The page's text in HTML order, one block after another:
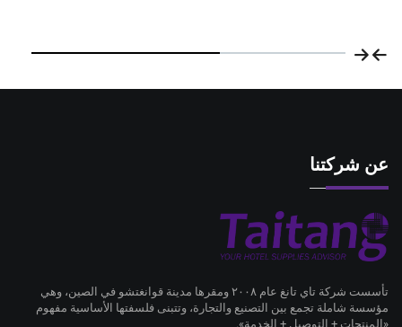
عن شركتنا
تأسست شركة تاي تانغ عام ٢٠٠٨ ومقرها مدينة قوانغتشو في الصين، وهي
مؤسسة شاملة تجمع بين التصنيع والتجارة، وتتبنى فلسفتها الأساسية مفهوم
«المنتجات + التوصيل + الخدمة».